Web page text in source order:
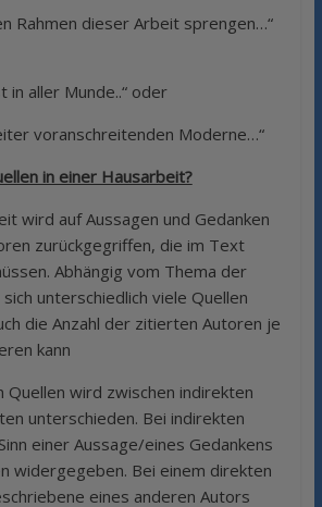
Rahmen dieser Arbeit sprengen…“
in aller Munde..“ oder
voranschreitenden Moderne…“
in einer Hausarbeit?
wird auf Aussagen und Gedanken
zurückgegriffen, die im Text
Abhängig vom Thema der
unterschiedlich viele Quellen
die Anzahl der zitierten Autoren je
kann
Quellen wird zwischen indirekten
unterschieden. Bei indirekten
einer Aussage/eines Gedankens
widergegeben. Bei einem direkten
eines anderen Autors